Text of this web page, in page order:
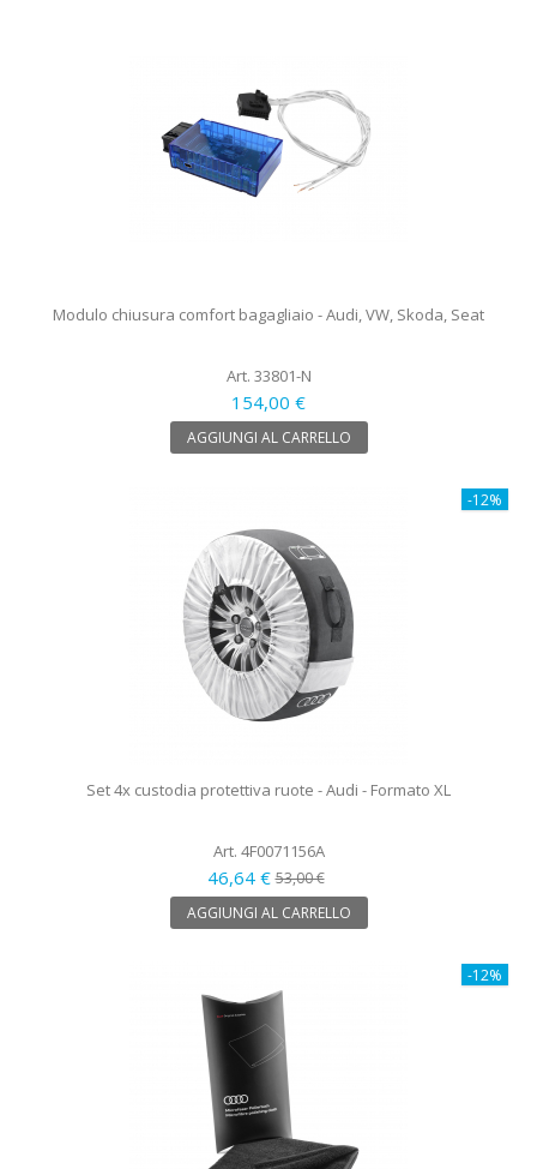
Modulo chiusura comfort bagagliaio - Audi, VW, Skoda, Seat
Art. 33801-N
154,00 €
AGGIUNGI AL CARRELLO
-12%
Set 4x custodia protettiva ruote - Audi - Formato XL
Art. 4F0071156A
46,64 €53,00 €
AGGIUNGI AL CARRELLO
-12%